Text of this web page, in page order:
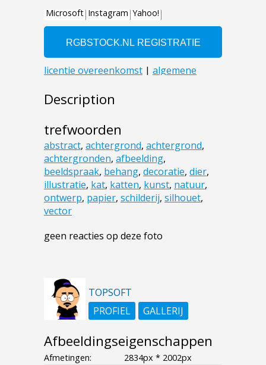
Description
trefwoorden
abstract, achtergrond, achtergrond,
achtergronden, afbeelding,
beeldspraak, behang, decoratie, dier,
illustratie, kat, katten, kunst, natuur,
ontwerp, papier, schilderij, silhouet,
vector
geen reacties op deze foto
TOPSOFT
PROFIEL
GALLERIJ
Afbeeldingseigenschappen
Afmetingen:
2834px * 2002px